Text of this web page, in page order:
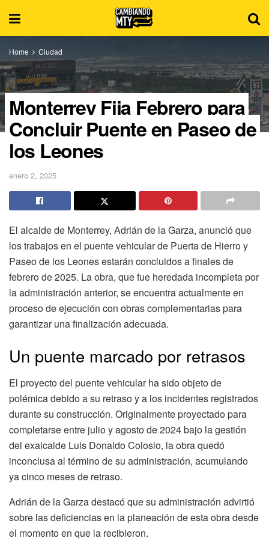
Home Ciudad
Monterrey Fija Febrero para
Concluir Puente en Paseo de
los Leones
enero 2, 2025
El alcalde de Monterrey, Adrián de la Garza, anunció que
los trabajos en el puente vehicular de Puerta de Hierro y
Paseo de los Leones estarán concluidos a finales de
febrero de 2025. La obra, que fue heredada incompleta por
la administración anterior, se encuentra actualmente en
proceso de ejecución con obras complementarias para
garantizar una finalización adecuada.
Un puente marcado por retrasos
El proyecto del puente vehicular ha sido objeto de
polémica debido a su retraso y a los incidentes registrados
durante su construcción. Originalmente proyectado para
completarse entre julio y agosto de 2024 bajo la gestión
del exalcalde Luis Donaldo Colosio, la obra quedó
inconclusa al término de su administración, acumulando
ya cinco meses de retraso.
Adrián de la Garza destacó que su administración advirtió
sobre las deficiencias en la planeación de esta obra desde
el momento en que la recibieron.